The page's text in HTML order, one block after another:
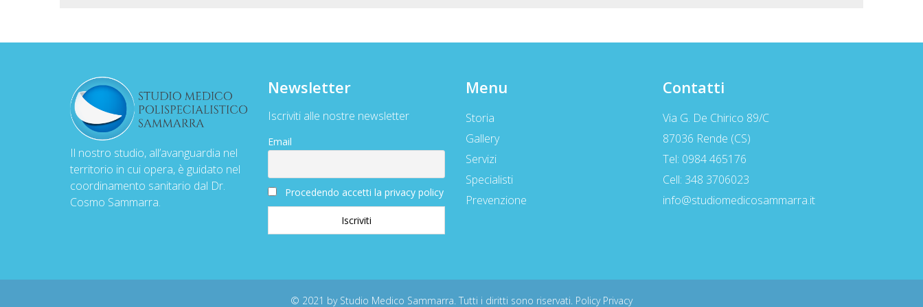
Il nostro studio, all’avanguardia nel
territorio in cui opera, è guidato nel
coordinamento sanitario dal Dr.
Cosmo Sammarra.
Newsletter
Iscriviti alle nostre newsletter
Email
Procedendo accetti la privacy policy
Menu
Storia
Gallery
Servizi
Specialisti
Prevenzione
Contatti
Via G. De Chirico 89/C
87036 Rende (CS)
Tel: 0984 465176
Cell: 348 3706023
info@studiomedicosammarra.it
© 2021 by Studio Medico Sammarra. Tutti i diritti sono riservati. Policy Privacy